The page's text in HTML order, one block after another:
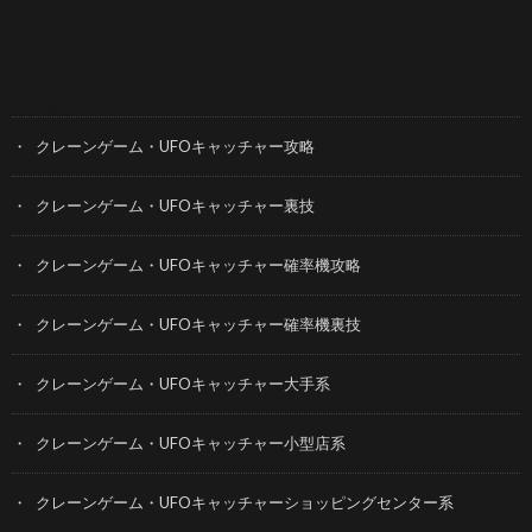
クレーンゲーム・UFOキャッチャー攻略
クレーンゲーム・UFOキャッチャー裏技
クレーンゲーム・UFOキャッチャー確率機攻略
クレーンゲーム・UFOキャッチャー確率機裏技
クレーンゲーム・UFOキャッチャー大手系
クレーンゲーム・UFOキャッチャー小型店系
クレーンゲーム・UFOキャッチャーショッピングセンター系